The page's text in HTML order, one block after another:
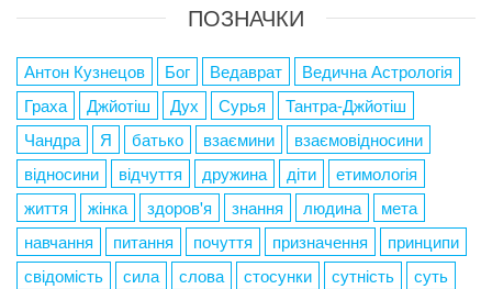
ПОЗНАЧКИ
Антон Кузнецов Бог Ведаврат
Ведична Астрологія
Граха
Джйотіш Дух Сурья
Тантра-Джйотіш
Чандра
Я батько взаємини
взаємовідносини
відносини
відчуття дружина діти
етимологія
життя
жінка здоров'я знання людина
мета
навчання
питання почуття призначення
принципи
свідомість
сила слова стосунки сутність
суть